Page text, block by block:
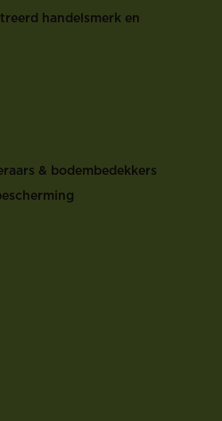
handelsmerk en
& bodembedekkers